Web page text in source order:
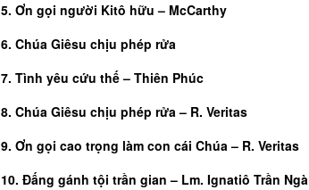
5. Ơn gọi người Kitô hữu – McCarthy
6. Chúa Giêsu chịu phép rửa
7. Tình yêu cứu thế – Thiên Phúc
8. Chúa Giêsu chịu phép rửa – R. Veritas
9. Ơn gọi cao trọng làm con cái Chúa – R. Veritas
10. Đấng gánh tội trần gian – Lm. Ignatiô Trần Ngà